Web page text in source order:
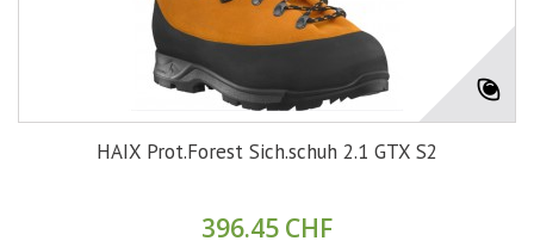
HAIX Prot.Forest Sich.schuh 2.1 GTX S2
396.45 CHF